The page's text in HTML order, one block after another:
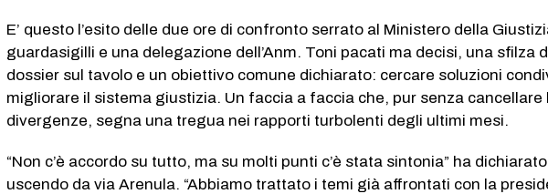
E’ questo l’esito delle due ore di confronto serrato al Ministero della
guardasigilli e una delegazione dell’Anm. Toni pacati ma decisi, una sfilza
dossier sul tavolo e un obiettivo comune dichiarato: cercare soluzioni
migliorare il sistema giustizia. Un faccia a faccia che, pur senza cancellare
divergenze, segna una tregua nei rapporti turbolenti degli ultimi mesi.
“Non c’è accordo su tutto, ma su molti punti c’è stata sintonia” ha
uscendo da via Arenula. “Abbiamo trattato i temi già affrontati con la